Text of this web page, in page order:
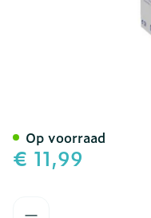
€ 11,99
Op voorraad